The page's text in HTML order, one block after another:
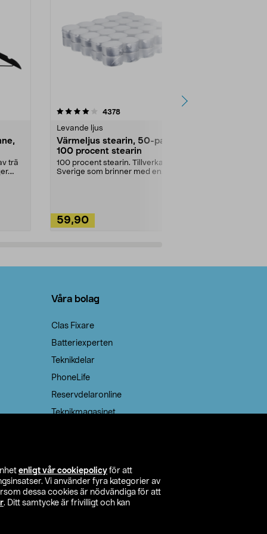
enligt vår cookiepolicy för att
Vi använder fyra kategorier av
dessa cookies är nödvändiga för att
. Ditt samtycke är frivilligt och kan
trä
4378recensioner
Levande ljus
Värmeljus stearin, 50-pack,
100 procent stearin
100 procent stearin. Tillverkade i
Sverige som brinner med en
59,90
4.5av 5 stjärnor
Våra bolag
Clas Fixare
Batteriexperten
Teknikdelar
PhoneLife
Reservdelaronline
Teknikmagasinet